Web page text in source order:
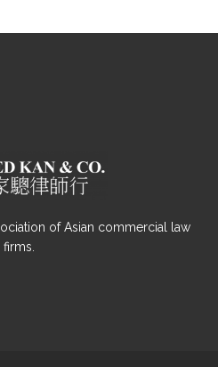
of Asian commercial law
firms.